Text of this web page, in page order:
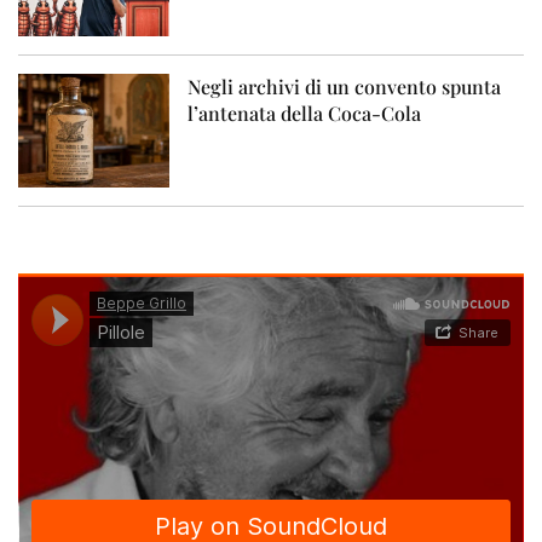
Negli archivi di un convento spunta
l’antenata della Coca-Cola